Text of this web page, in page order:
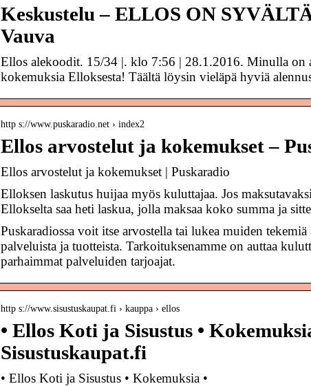
Keskustelu – ELLOS ON
Vauva
Ellos alekoodit. 15/34 |. klo 7:56 | 28.1.2016. Minulla on
kokemuksia Elloksesta! Täältä löysin vieläpä hyviä
http s://www.puskaradio.net › index2
Ellos arvostelut ja kokemukset –
Ellos arvostelut ja kokemukset | Puskaradio
Elloksen laskutus huijaa myös kuluttajaa. Jos
Ellokselta saa heti laskua, jolla maksaa koko summa ja
Puskaradiossa voit itse arvostella tai lukea muiden tekemiä
palveluista ja tuotteista. Tarkoituksenamme on auttaa
parhaimmat palveluiden tarjoajat.
http s://www.sisustuskaupat.fi › kauppa › ellos
• Ellos Koti ja Sisustus •
Sisustuskaupat.fi
• Ellos Koti ja Sisustus • Kokemuksia •